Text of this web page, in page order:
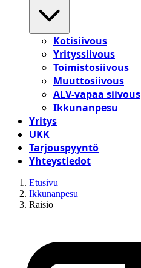
Kotisiivous
Yrityssiivous
Toimistosiivous
Muuttosiivous
ALV-vapaa siivous
Ikkunanpesu
Yritys
UKK
Tarjouspyyntö
Yhteystiedot
Etusivu
Ikkunanpesu
Raisio